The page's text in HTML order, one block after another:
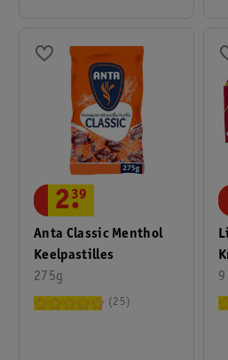
Anta Classic Menthol
Keelpastilles
275g
2.
39
25